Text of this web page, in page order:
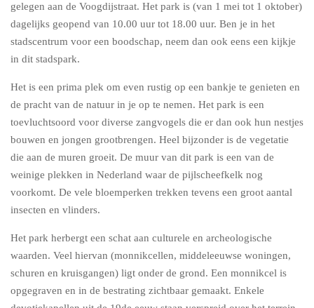
gelegen aan de Voogdijstraat. Het park is (van 1 mei tot 1 oktober)
dagelijks geopend van 10.00 uur tot 18.00 uur. Ben je in het
stadscentrum voor een boodschap, neem dan ook eens een kijkje
in dit stadspark.
Het is een prima plek om even rustig op een bankje te genieten en
de pracht van de natuur in je op te nemen. Het park is een
toevluchtsoord voor diverse zangvogels die er dan ook hun nestjes
bouwen en jongen grootbrengen. Heel bijzonder is de vegetatie
die aan de muren groeit. De muur van dit park is een van de
weinige plekken in Nederland waar de pijlscheefkelk nog
voorkomt. De vele bloemperken trekken tevens een groot aantal
insecten en vlinders.
Het park herbergt een schat aan culturele en archeologische
waarden. Veel hiervan (monnikcellen, middeleeuwse woningen,
schuren en kruisgangen) ligt onder de grond. Een monnikcel is
opgegraven en in de bestrating zichtbaar gemaakt. Enkele